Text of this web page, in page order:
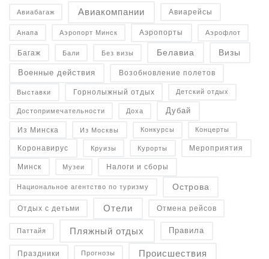
Авиабагаж Авиакомпании Авиарейсы
Анапа Аэропорт Минск Аэропорты Аэрофлот
Багаж Бали Без визы Белавиа Визы
Военные действия Возобновление полетов
Выставки Горнолыжный отдых Детский отдых
Достопримечательности Доха Дубай
Из Минска Из Москвы Конкурсы Концерты
Коронавирус Круизы Курорты Мероприятия
Минск Музеи Налоги и сборы
Национальное агентство по туризму Острова
Отдых с детьми Отели Отмена рейсов
Паттайя Пляжный отдых Правила
Праздники Прогнозы Происшествия